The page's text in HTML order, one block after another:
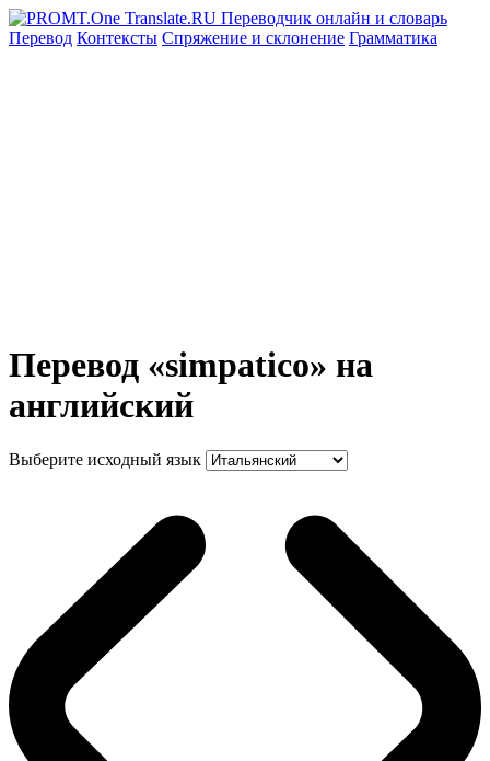
Перевод Контексты Спряжение и склонение Грамматика
Перевод «simpatico» на
английский
Выберите исходный язык